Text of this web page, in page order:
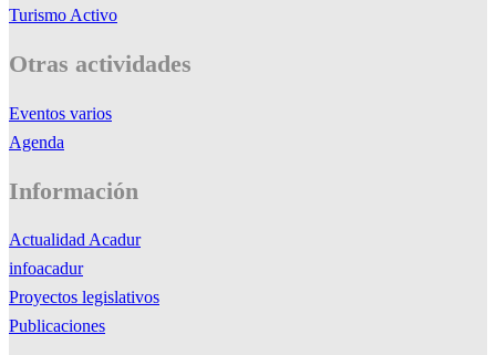
Turismo Activo
Otras actividades
Eventos varios
Agenda
Información
Actualidad Acadur
infoacadur
Proyectos legislativos
Publicaciones